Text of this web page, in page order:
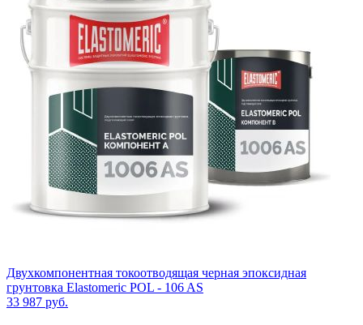
Двухкомпонентная токоотводящая черная эпоксидная
грунтовка Elastomeric POL - 106 AS
33 987 руб.